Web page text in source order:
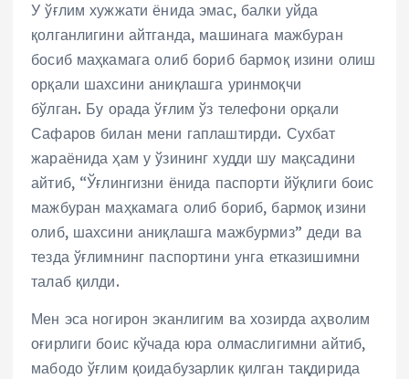
У ўғлим хужжати ёнида эмас, балки уйда
қолганлигини айтганда, машинага мажбуран
босиб маҳкамага олиб бориб бармоқ изини олиш
орқали шахсини аниқлашга уринмоқчи
бўлган. Бу орада ўғлим ўз телефони орқали
Сафаров билан мени гаплаштирди. Сухбат
жараёнида ҳам у ўзининг худди шу мақсадини
айтиб, “Ўғлингизни ёнида паспорти йўқлиги боис
мажбуран маҳкамага олиб бориб, бармоқ изини
олиб, шахсини аниқлашга мажбурмиз” деди ва
тезда ўғлимнинг паспортини унга етказишимни
талаб қилди.
Мен эса ногирон эканлигим ва хозирда аҳволим
оғирлиги боис кўчада юра олмаслигимни айтиб,
мабодо ўғлим қоидабузарлик қилган тақдирида